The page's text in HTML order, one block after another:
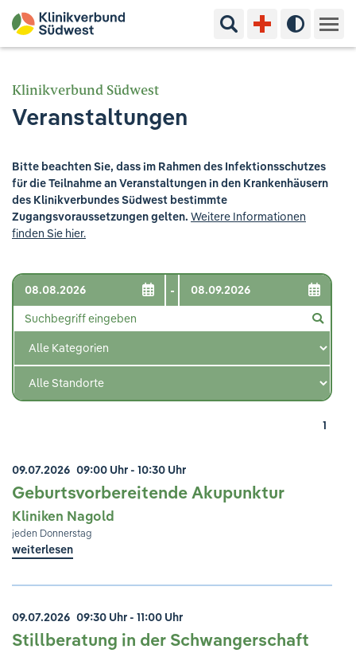
Suchbegriff eingeben
Hoher
Ihr Aufenthalt
Ausbildung & Studium
Jobs & Karriere
Der Klinikverbund Südwest
Standorte & Kontakt
Ihre Meinung ist uns wichtig!
Klinikverbund Südwest
Veranstaltungen
Bitte beachten Sie, dass im Rahmen des Infektionsschutzes
für die Teilnahme an Veranstaltungen in den Krankenhäusern
des Klinikverbundes Südwest bestimmte
Zugangsvoraussetzungen gelten. Weitere Informationen
finden Sie hier.
-
1
09.07.2026 09:00 Uhr - 10:30 Uhr
Geburtsvorbereitende Akupunktur
Kliniken Nagold
jeden Donnerstag
weiterlesen
09.07.2026 09:30 Uhr - 11:00 Uhr
Stillberatung in der Schwangerschaft